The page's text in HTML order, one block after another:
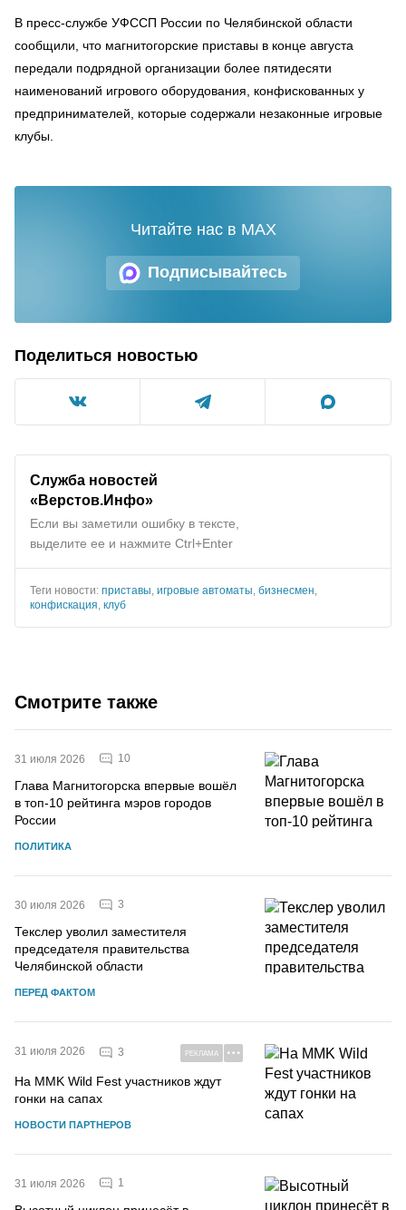
В пресс-службе УФССП России по Челябинской области
сообщили, что магнитогорские приставы в конце августа
передали подрядной организации более пятидесяти
наименований игрового оборудования, конфискованных у
предпринимателей, которые содержали незаконные игровые
клубы.
Подписывайтесь
Читайте нас в MAX
Поделиться новостью
Служба новостей
«Верстов.Инфо»
Если вы заметили ошибку в тексте,
выделите ее и нажмите Ctrl+Enter
Теги новости: приставы игровые автоматы бизнесмен
конфискация клуб
Смотрите также
31 июля 2026 10
Глава Магнитогорска впервые вошёл
в топ-10 рейтинга мэров городов
России
ПОЛИТИКА
30 июля 2026 3
Текслер уволил заместителя
председателя правительства
Челябинской области
ПЕРЕД ФАКТОМ
31 июля 2026 3 РЕКЛАМА
На MMK Wild Fest участников ждут
гонки на сапах
НОВОСТИ ПАРТНЕРОВ
31 июля 2026 1